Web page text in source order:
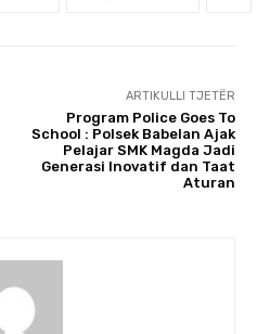
ARTIKULLI TJETËR
Program Police Goes To
School : Polsek Babelan Ajak
Pelajar SMK Magda Jadi
Generasi Inovatif dan Taat
Aturan